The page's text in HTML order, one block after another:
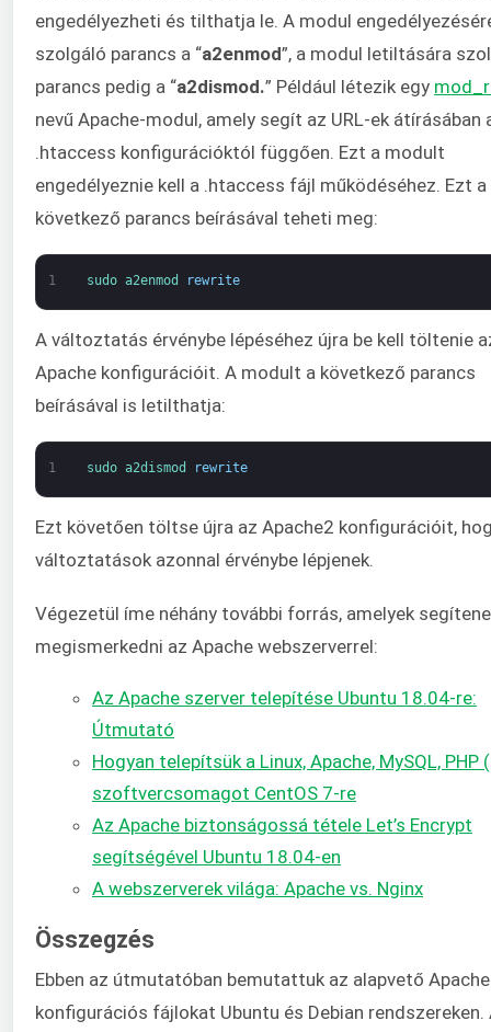
engedélyezheti és tilthatja le. A modul
szolgáló parancs a “a2enmod”, a modul letiltására
parancs pedig a “a2dismod.” Például létezik egy
nevű Apache-modul, amely segít az URL-ek átírásában
.htaccess konfigurációktól függően. Ezt a modult
engedélyeznie kell a .htaccess fájl működéséhez. Ezt a
következő parancs beírásával teheti meg:
1 sudo a2enmod rewrite
A változtatás érvénybe lépéséhez újra be kell töltenie
Apache konfigurációit. A modult a következő parancs
beírásával is letilthatja:
1 sudo a2dismod rewrite
Ezt követően töltse újra az Apache2 konfigurációit,
változtatások azonnal érvénybe lépjenek.
Végezetül íme néhány további forrás, amelyek
megismerkedni az Apache webszerverrel:
Az Apache szerver telepítése Ubuntu 18.04-re:
Útmutató
Hogyan telepítsük a Linux, Apache, MySQL, PHP
szoftvercsomagot CentOS 7-re
Az Apache biztonságossá tétele Let’s Encrypt
segítségével Ubuntu 18.04-en
A webszerverek világa: Apache vs. Nginx
Összegzés
Ebben az útmutatóban bemutattuk az alapvető Apache
konfigurációs fájlokat Ubuntu és Debian rendszereken.